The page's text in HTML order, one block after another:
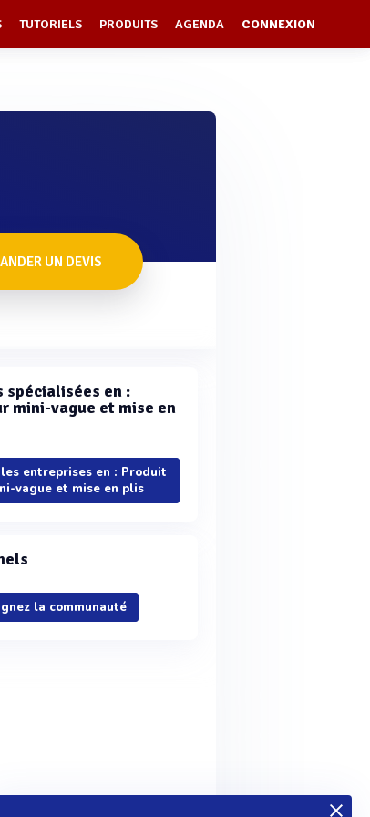
TUTORIELS PRODUITS AGENDA CONNEXION
UN DEVIS
spécialisées en :
mini-vague et mise en
entreprises en : Produit
vague et mise en plis
la communauté